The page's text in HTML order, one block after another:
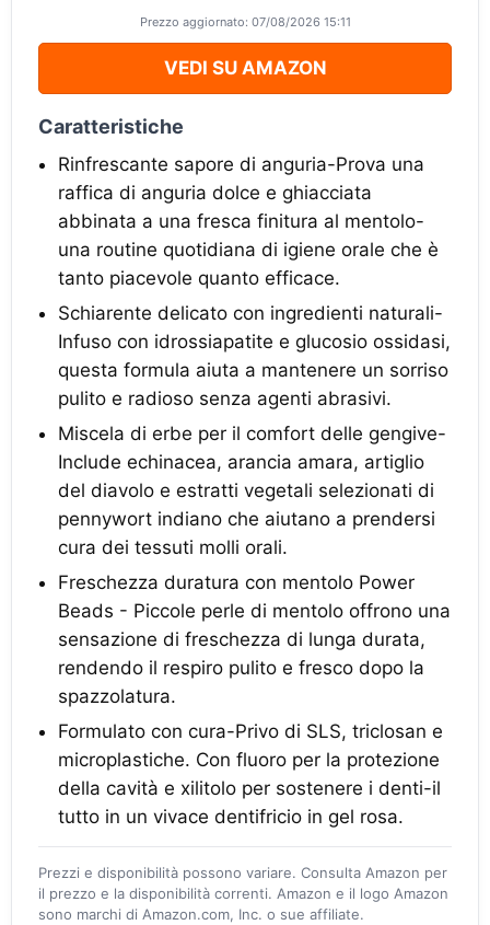
Prezzo aggiornato: 07/08/2026 15:11
VEDI SU AMAZON
Caratteristiche
Rinfrescante sapore di anguria-Prova una
raffica di anguria dolce e ghiacciata
abbinata a una fresca finitura al mentolo-
una routine quotidiana di igiene orale che è
tanto piacevole quanto efficace.
Schiarente delicato con ingredienti naturali-
Infuso con idrossiapatite e glucosio ossidasi,
questa formula aiuta a mantenere un sorriso
pulito e radioso senza agenti abrasivi.
Miscela di erbe per il comfort delle gengive-
Include echinacea, arancia amara, artiglio
del diavolo e estratti vegetali selezionati di
pennywort indiano che aiutano a prendersi
cura dei tessuti molli orali.
Freschezza duratura con mentolo Power
Beads - Piccole perle di mentolo offrono una
sensazione di freschezza di lunga durata,
rendendo il respiro pulito e fresco dopo la
spazzolatura.
Formulato con cura-Privo di SLS, triclosan e
microplastiche. Con fluoro per la protezione
della cavità e xilitolo per sostenere i denti-il
tutto in un vivace dentifricio in gel rosa.
Prezzi e disponibilità possono variare. Consulta Amazon per
il prezzo e la disponibilità correnti. Amazon e il logo Amazon
sono marchi di Amazon.com, Inc. o sue affiliate.